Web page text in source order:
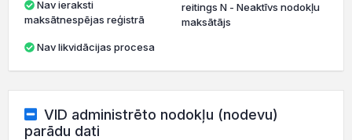
maksātnespējas reģistrā
Nav likvidācijas procesa
reitings N - Neaktīvs nodokļu
maksātājs
VID administrēto nodokļu (nodevu)
parādu dati